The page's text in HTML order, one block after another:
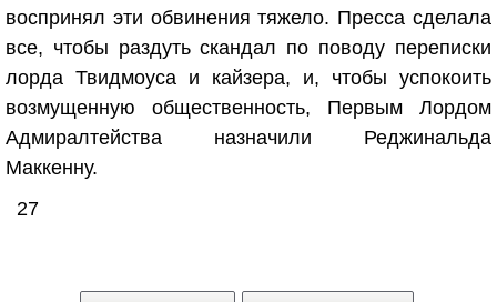
воспринял эти обвинения тяжело. Пресса сделала
все, чтобы раздуть скандал по поводу переписки
лорда Твидмоуса и кайзера, и, чтобы успокоить
возмущенную общественность, Первым Лордом
Адмиралтейства назначили Реджинальда
Маккенну.
27